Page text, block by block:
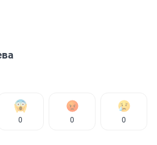
0 0 0